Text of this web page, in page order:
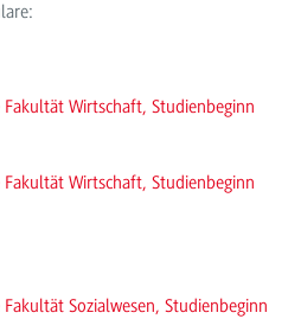
Wirtschaft, Studienbeginn
Wirtschaft, Studienbeginn
Sozialwesen, Studienbeginn